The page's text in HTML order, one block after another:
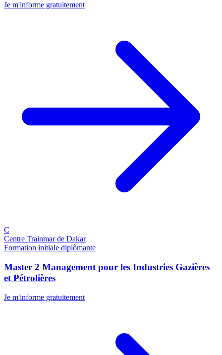
Je m'informe gratuitement
C
Centre Trainmar de Dakar
Formation initiale diplômante
Master 2 Management pour les Industries Gazières
et Pétrolières
Je m'informe gratuitement